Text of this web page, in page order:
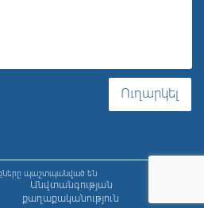
Ուղարկել
պաշտպանված են
Անվտանգության
քաղաքականություն